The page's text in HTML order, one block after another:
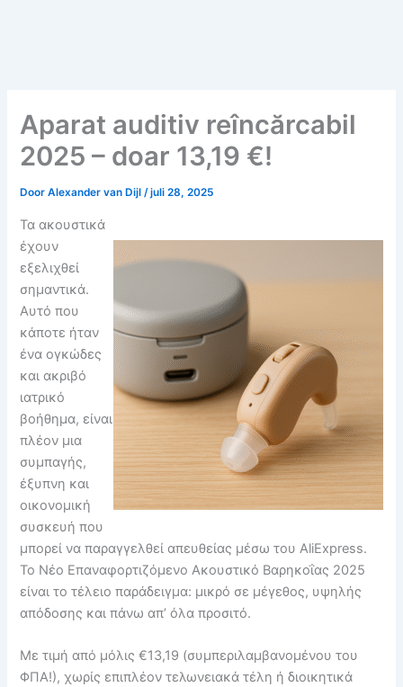
Aparat auditiv reîncărcabil
2025 – doar 13,19 €!
DoorAlexander van Dijl/juli 28, 2025
Τα ακουστικά
έχουν
εξελιχθεί
σημαντικά.
Αυτό που
κάποτε ήταν
ένα ογκώδες
και ακριβό
ιατρικό
βοήθημα, είναι
πλέον μια
συμπαγής,
έξυπνη και
οικονομική
συσκευή που
μπορεί να παραγγελθεί απευθείας μέσω του AliExpress.
Το Νέο Επαναφορτιζόμενο Ακουστικό Βαρηκοΐας 2025
είναι το τέλειο παράδειγμα: μικρό σε μέγεθος, υψηλής
απόδοσης και πάνω απ’ όλα προσιτό.
Με τιμή από μόλις €13,19 (συμπεριλαμβανομένου του
ΦΠΑ!), χωρίς επιπλέον τελωνειακά τέλη ή διοικητικά